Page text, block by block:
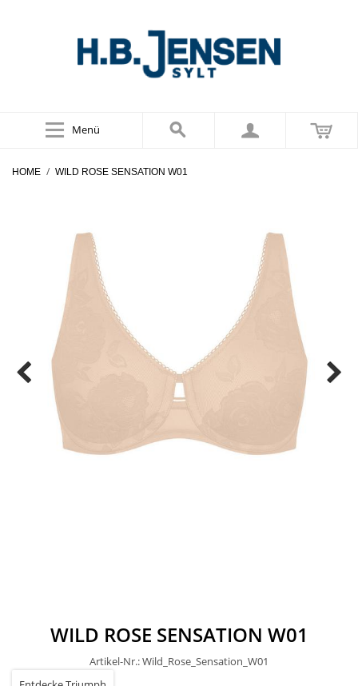
Menü
HOME / WILD ROSE SENSATION W01
WILD ROSE SENSATION W01
Artikel-Nr.: Wild_Rose_Sensation_W01